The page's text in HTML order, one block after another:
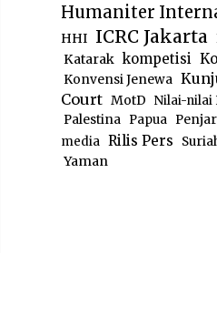
Humaniter
HHI ICRC Jakarta
Katarak kompetisi
Konvensi Jenewa
Court MotD Nilai-nilai
Palestina
Papua
media Rilis Pers
Yaman